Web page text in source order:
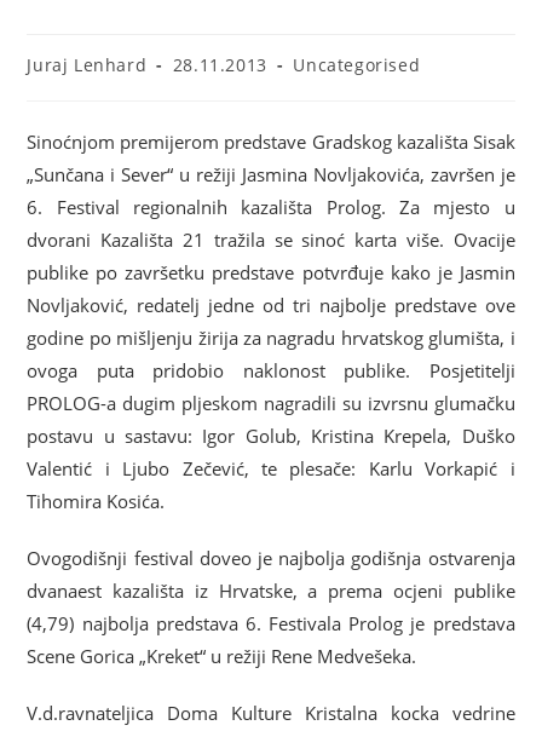
Juraj Lenhard 28.11.2013 Uncategorised
Sinoćnjom premijerom predstave Gradskog kazališta Sisak
„Sunčana i Sever“ u režiji Jasmina Novljakovića, završen je
6. Festival regionalnih kazališta Prolog. Za mjesto u
dvorani Kazališta 21 tražila se sinoć karta više. Ovacije
publike po završetku predstave potvrđuje kako je Jasmin
Novljaković, redatelj jedne od tri najbolje predstave ove
godine po mišljenju žirija za nagradu hrvatskog glumišta, i
ovoga puta pridobio naklonost publike. Posjetitelji
PROLOG-a dugim pljeskom nagradili su izvrsnu glumačku
postavu u sastavu: Igor Golub, Kristina Krepela, Duško
Valentić i Ljubo Zečević, te plesače: Karlu Vorkapić i
Tihomira Kosića.
Ovogodišnji festival doveo je najbolja godišnja ostvarenja
dvanaest kazališta iz Hrvatske, a prema ocjeni publike
(4,79) najbolja predstava 6. Festivala Prolog je predstava
Scene Gorica „Kreket“ u režiji Rene Medvešeka.
V.d.ravnateljica Doma Kulture Kristalna kocka vedrine